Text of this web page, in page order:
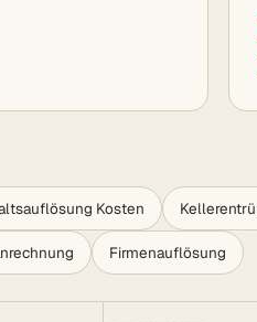
Kosten
Firmenauflösung